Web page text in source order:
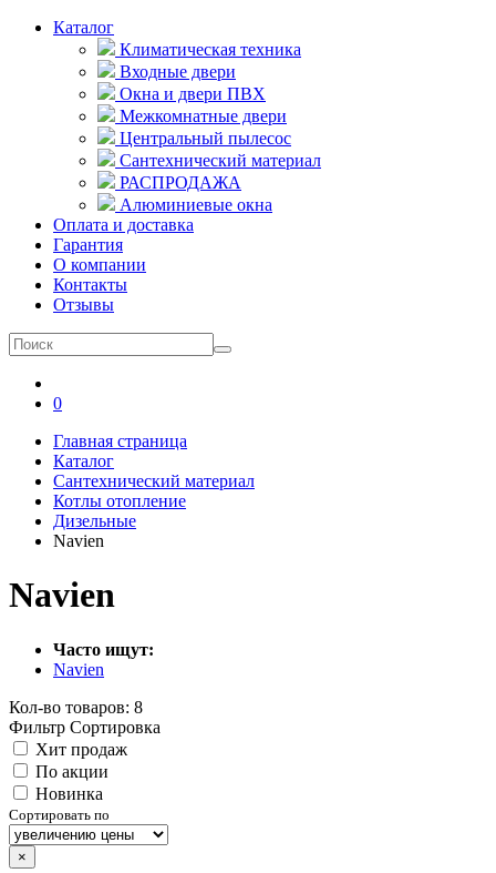
Каталог
Климатическая техника
Входные двери
Окна и двери ПВХ
Межкомнатные двери
Центральный пылесос
Сантехнический материал
РАСПРОДАЖА
Алюминиевые окна
Оплата и доставка
Гарантия
О компании
Контакты
Отзывы
0
Главная страница
Каталог
Сантехнический материал
Котлы отопление
Дизельные
Navien
Navien
Часто ищут:
Navien
Кол-во товаров: 8
Фильтр Сортировка
Хит продаж
По акции
Новинка
Сортировать по
×